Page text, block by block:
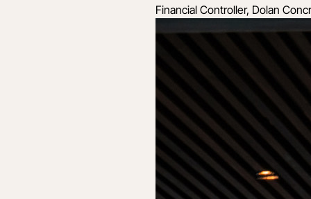
Financial Controller, Dolan